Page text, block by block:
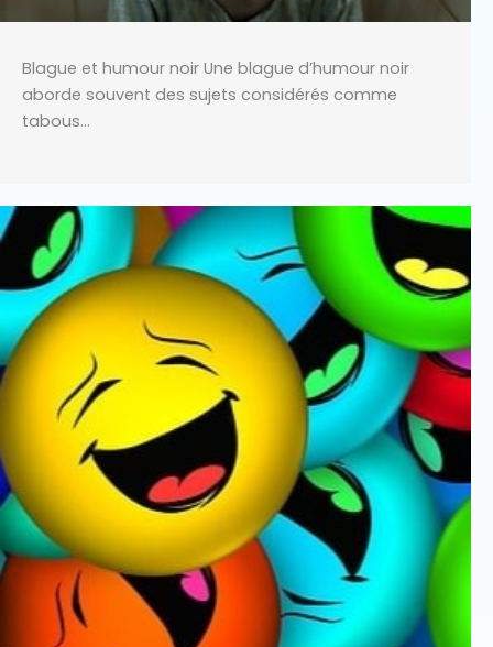
Blague et humour noir Une blague d’humour noir
aborde souvent des sujets considérés comme
tabous…